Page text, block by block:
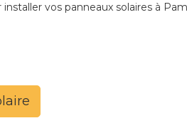
vos panneaux solaires à